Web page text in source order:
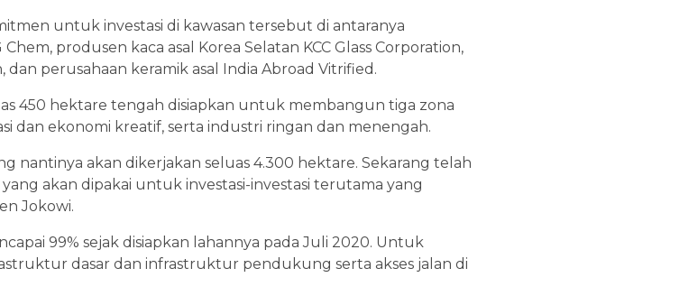
untuk investasi di kawasan tersebut di antaranya
produsen kaca asal Korea Selatan KCC Glass Corporation,
perusahaan keramik asal India Abroad Vitrified.
450 hektare tengah disiapkan untuk membangun tiga zona
dan ekonomi kreatif, serta industri ringan dan menengah.
nantinya akan dikerjakan seluas 4.300 hektare. Sekarang telah
akan dipakai untuk investasi-investasi terutama yang
Jokowi.
99% sejak disiapkan lahannya pada Juli 2020. Untuk
dasar dan infrastruktur pendukung serta akses jalan di